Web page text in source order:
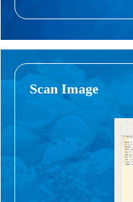
Scan Image